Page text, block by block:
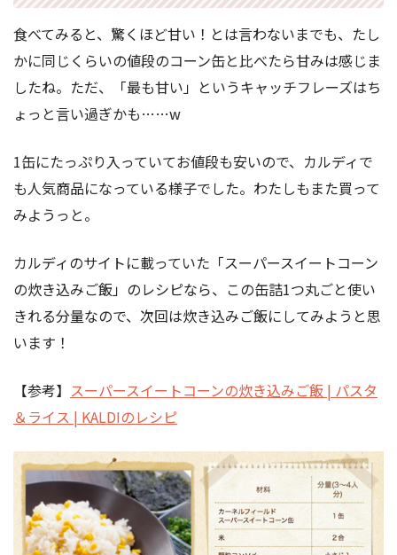
食べてみると、驚くほど甘い！とは言わないまでも、たし
かに同じくらいの値段のコーン缶と比べたら甘みは感じま
したね。ただ、「最も甘い」というキャッチフレーズはち
ょっと言い過ぎかも……w
1缶にたっぷり入っていてお値段も安いので、カルディで
も人気商品になっている様子でした。わたしもまた買って
みようっと。
カルディのサイトに載っていた「スーパースイートコーン
の炊き込みご飯」のレシピなら、この缶詰1つ丸ごと使い
きれる分量なので、次回は炊き込みご飯にしてみようと思
います！
【参考】 スーパースイートコーンの炊き込みご飯 | パスタ
＆ライス | KALDIのレシピ